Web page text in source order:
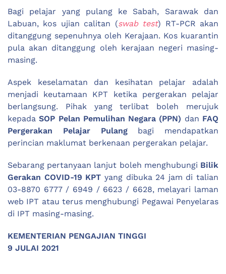
Bagi pelajar yang pulang ke Sabah, Sarawak dan
Labuan, kos ujian calitan (swab test) RT-PCR akan
ditanggung sepenuhnya oleh Kerajaan. Kos kuarantin
pula akan ditanggung oleh kerajaan negeri masing-
masing.
Aspek keselamatan dan kesihatan pelajar adalah
menjadi keutamaan KPT ketika pergerakan pelajar
berlangsung. Pihak yang terlibat boleh merujuk
kepadaSOP Pelan Pemulihan Negara (PPN) dan FAQ
Pergerakan Pelajar Pulangbagi mendapatkan
perincian maklumat berkenaan pergerakan pelajar.
Sebarang pertanyaan lanjut boleh menghubungi Bilik
Gerakan COVID-19 KPT yang dibuka 24 jam di talian
03-8870 6777 / 6949 / 6623 / 6628, melayari laman
web IPT atau terus menghubungi Pegawai Penyelaras
di IPT masing-masing.
KEMENTERIAN PENGAJIAN TINGGI
9 JULAI 2021